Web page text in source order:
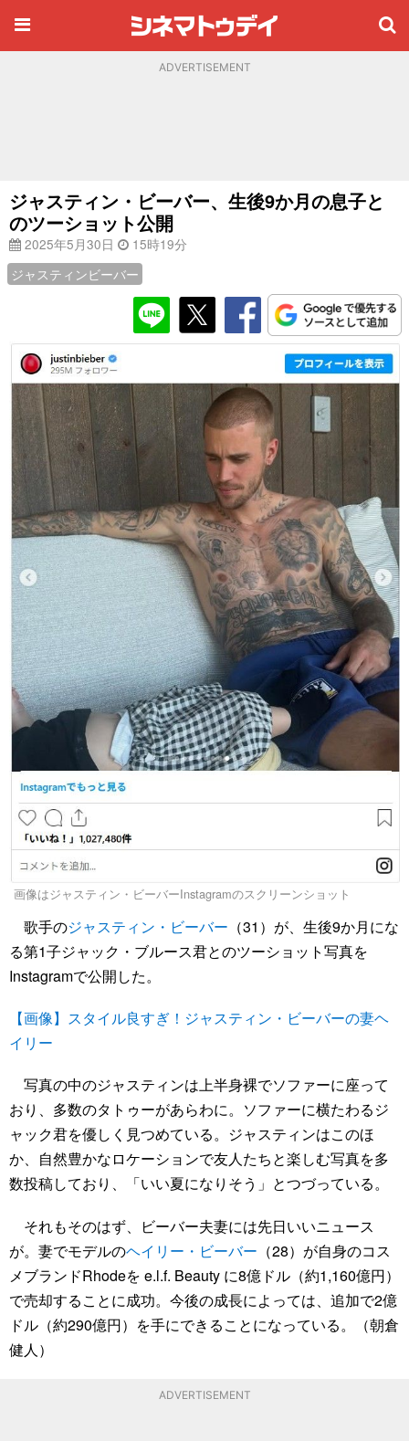
ADVERTISEMENT
ジャスティン・ビーバー、生後9か月の息子と
のツーショット公開
2025年5月30日
15時19分
ジャスティンビーバー
画像はジャスティン・ビーバーInstagramのスクリーンショット
歌手のジャスティン・ビーバー （31）が、生後9か月にな
る第1子ジャック・ブルース君とのツーショット写真を
Instagramで公開した。
【画像】スタイル良すぎ！ジャスティン・ビーバーの妻ヘ
イリー
写真の中のジャスティンは上半身裸でソファーに座って
おり、多数のタトゥーがあらわに。ソファーに横たわるジ
ャック君を優しく見つめている。ジャスティンはこのほ
か、自然豊かなロケーションで友人たちと楽しむ写真を多
数投稿しており、「いい夏になりそう」とつづっている。
それもそのはず、ビーバー夫妻には先日いいニュース
が。妻でモデルのヘイリー・ビーバー （28）が自身のコス
メブランドRhodeを e.l.f. Beauty に8億ドル（約1,160億円）
で売却することに成功。今後の成長によっては、追加で2億
ドル（約290億円）を手にできることになっている。（朝倉
健人）
ADVERTISEMENT